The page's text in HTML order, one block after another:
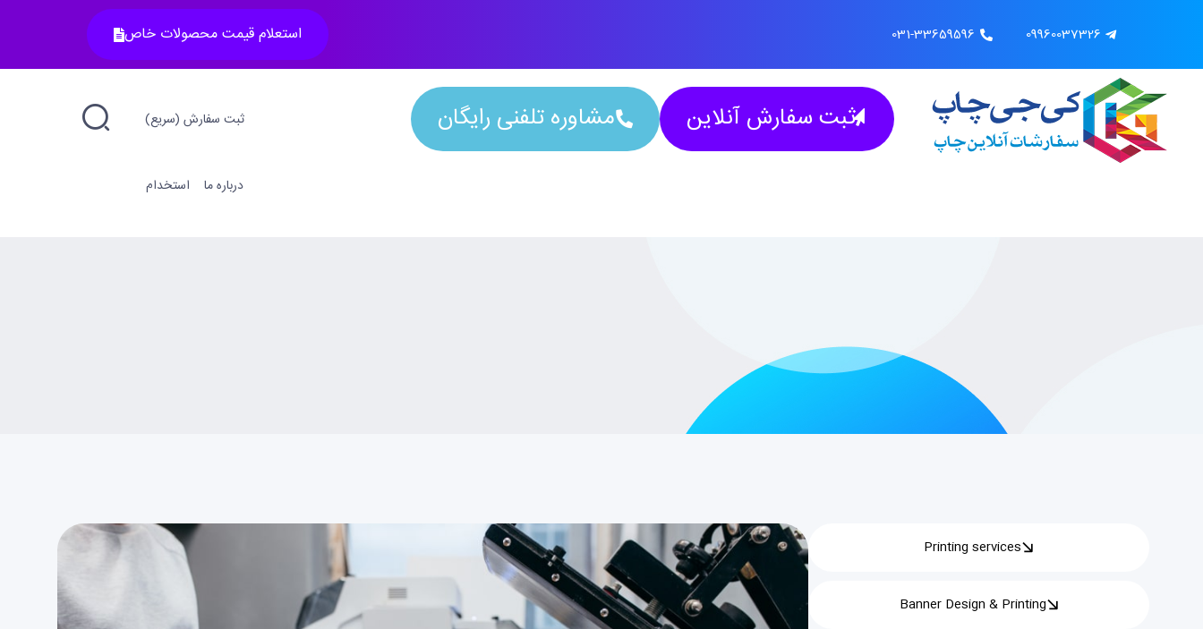
031-33659596 09960037326 استعلام قیمت محصولات خاص
ثبت سفارش آنلاین مشاوره تلفنی رایگان ثبت سفارش (سریع)
درباره ما استخدام
Printing services
Banner Design & Printing